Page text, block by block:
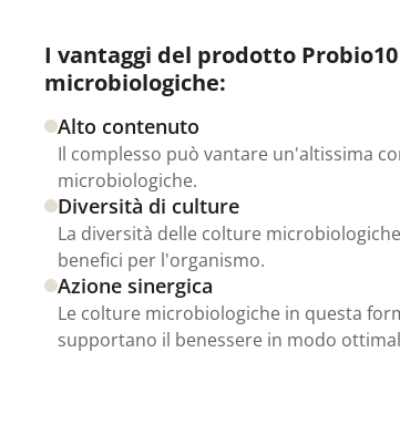
I vantaggi del prodotto
microbiologiche:
Alto contenuto
Il complesso può vantare un'altissima
microbiologiche.
Diversità di culture
La diversità delle colture
benefici per l'organismo.
Azione sinergica
Le colture microbiologiche in questa
supportano il benessere in modo